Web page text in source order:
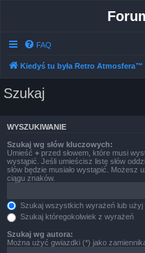
FAQ
Kiedyś tu była Retro Atmosfera™
Szukaj
WYSZUKIWANIE
Szukaj wg słów kluczowych:
Umieść + przed słowem, które musi
wystąpić. Jeśli umieścisz listę słów
słów będzie musiało wystąpić. Możesz
ciągu znaków.
Szukaj wszystkich wyrażeń lub
Szukaj któregokolwiek z wyrażeń
Szukaj wg autora:
Można użyć gwiazdki (*) jako